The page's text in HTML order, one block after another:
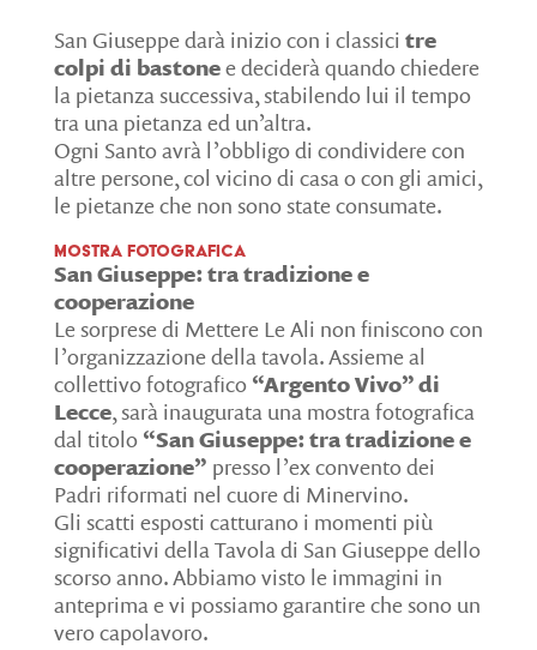
San Giuseppe darà inizio con i classici tre
colpi di bastonee deciderà quando chiedere
la pietanza successiva, stabilendo lui il tempo
tra una pietanza ed un’altra.
Ogni Santo avrà l’obbligo di condividere con
altre persone, col vicino di casa o con gli amici,
le pietanze che non sono state consumate.
Mostra fotografica
San Giuseppe: tra tradizione e
cooperazione
Le sorprese di Mettere Le Ali non finiscono con
l’organizzazione della tavola. Assieme al
collettivo fotografico “Argento Vivo” di
Lecce, sarà inaugurata una mostra fotografica
dal titolo “San Giuseppe: tra tradizione e
cooperazione” presso l’ex convento dei
Padri riformati nel cuore di Minervino.
Gli scatti esposti catturano i momenti più
significativi della Tavola di San Giuseppe dello
scorso anno. Abbiamo visto le immagini in
anteprima e vi possiamo garantire che sono un
vero capolavoro.